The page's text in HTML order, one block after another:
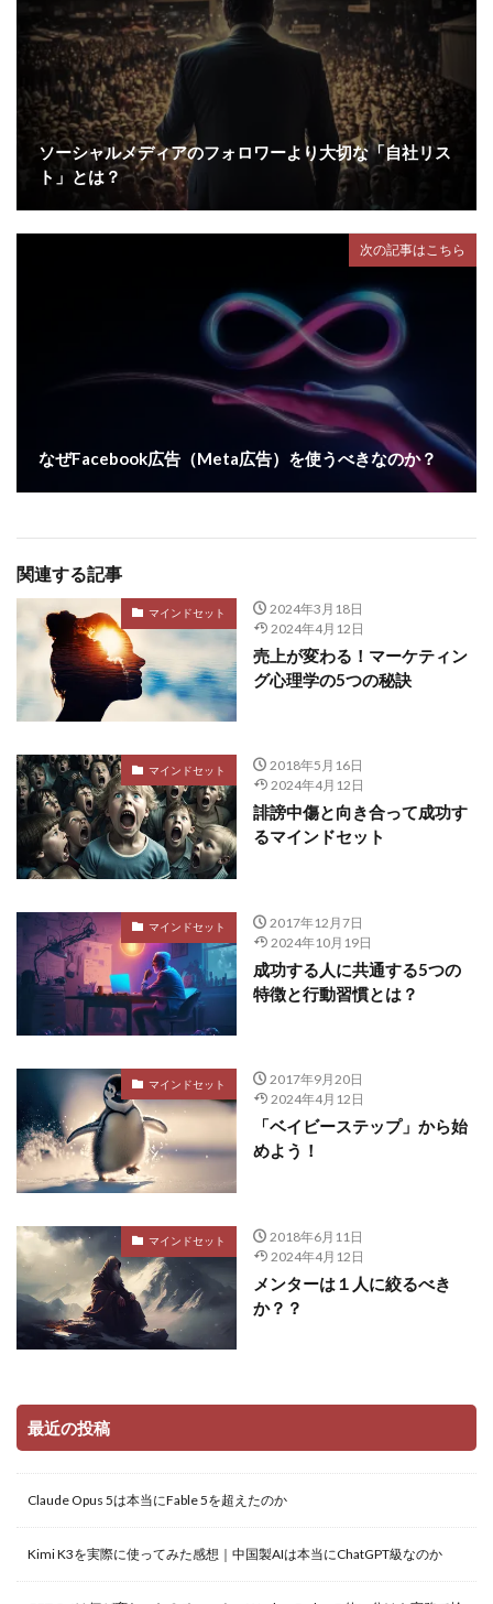
ソーシャルメディアのフォロワーより大切な「自社リス
ト」とは？
次の記事はこちら
なぜFacebook広告（Meta広告）を使うべきなのか？
関連する記事
マインドセット
2024年3月18日
2024年4月12日
売上が変わる！マーケティン
グ心理学の5つの秘訣
マインドセット
2018年5月16日
2024年4月12日
誹謗中傷と向き合って成功す
るマインドセット
マインドセット
2017年12月7日
2024年10月19日
成功する人に共通する5つの
特徴と行動習慣とは？
マインドセット
2017年9月20日
2024年4月12日
「ベイビーステップ」から始
めよう！
マインドセット
2018年6月11日
2024年4月12日
メンターは１人に絞るべき
か？？
最近の投稿
Claude Opus 5は本当にFable 5を超えたのか
Kimi K3を実際に使ってみた感想｜中国製AIは本当にChatGPT級なのか